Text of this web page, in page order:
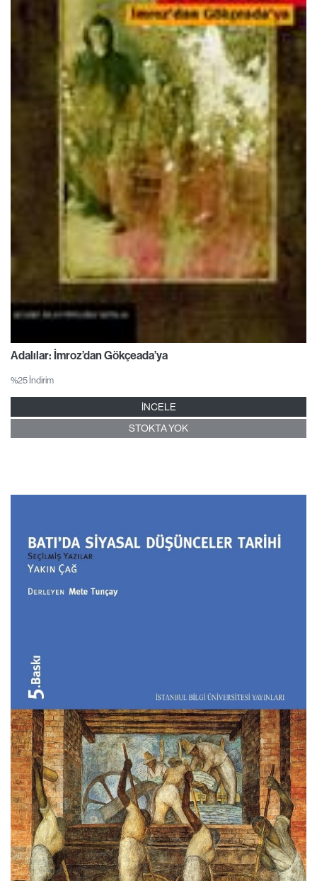
Adalılar: İmroz’dan Gökçeada’ya
%25 İndirim
İNCELE
STOKTA YOK